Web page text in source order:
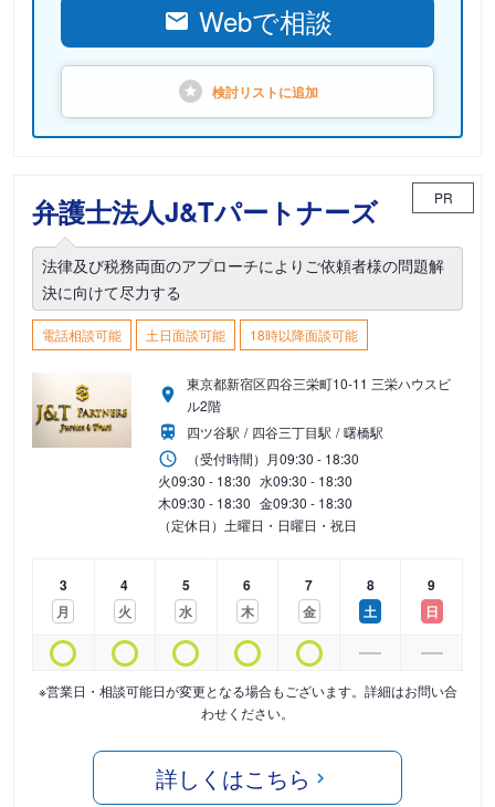
Webで相談
検討リストに追加
弁護士法人J&Tパートナーズ PR
法律及び税務両面のアプローチによりご依頼者様の問題解
決に向けて尽力する
電話相談可能 土日面談可能 18時以降面談可能
東京都新宿区四谷三栄町10-11 三栄ハウスビ
ル2階
四ツ谷駅
四谷三丁目駅
曙橋駅
（受付時間） 月09:30 - 18:30
火09:30 - 18:30 水09:30 - 18:30
木09:30 - 18:30 金09:30 - 18:30
（定休日）土曜日・日曜日・祝日
3
月
4
火
5
水
6
木
7
金
8
土
9
日
※営業日・相談可能日が変更となる場合もございます。詳細はお問い合
わせください。
詳しくはこちら